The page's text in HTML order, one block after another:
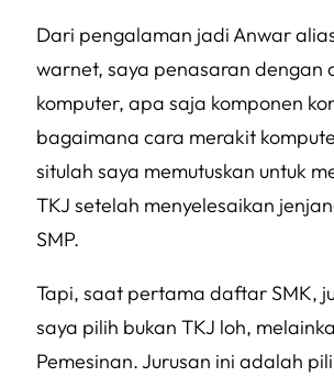
Dari pengalaman jadi Anwar
warnet, saya penasaran dengan
komputer, apa saja komponen
bagaimana cara merakit
situlah saya memutuskan untuk
TKJ setelah menyelesaikan
SMP.
Tapi, saat pertama daftar SMK,
saya pilih bukan TKJ loh,
Pemesinan. Jurusan ini adalah